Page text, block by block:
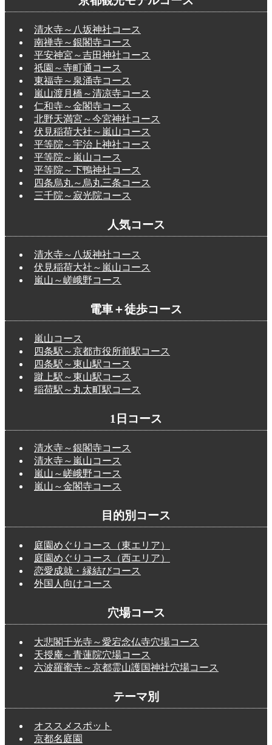
清水寺～八坂神社コース
南禅寺～銀閣寺コース
平安神宮～吉田神社コース
祇園～寺町通コース
東福寺～泉涌寺コース
嵐山渡月橋～清凉寺コース
仁和寺～金閣寺コース
北野天満宮～今宮神社コース
伏見稲荷大社～嵐山コース
平等院～宇治上神社コース
平等院～嵐山コース
平等院～下鴨神社コース
四条烏丸～烏丸三条コース
三千院～寂光院コース
人気コース
清水寺～八坂神社コース
伏見稲荷大社～嵐山コース
嵐山～嵯峨野コース
電車＋徒歩コース
嵐山コース
四条駅～京都市役所前駅コース
四条駅～東山駅コース
蹴上駅～東山駅コース
稲荷駅～丸太町駅コース
1日コース
清水寺～銀閣寺コース
清水寺～嵐山コース
嵐山～嵯峨野コース
嵐山～金閣寺コース
目的別コース
庭園めぐりコース（東エリア）
庭園めぐりコース（西エリア）
恋愛成就・縁結びコース
外国人向けコース
穴場コース
大悲閣千光寺～愛宕念仏寺穴場コース
天授庵～青蓮院穴場コース
六波羅蜜寺～京都霊山護国神社穴場コース
テーマ別
オススメスポット
京都名庭園